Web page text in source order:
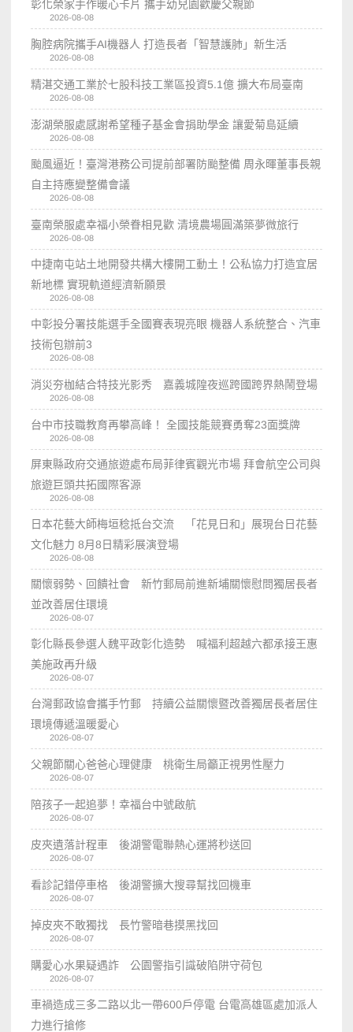
彰化榮家手作暖心卡片 攜手幼兒園歡慶父親節
2026-08-08
胸腔病院攜手AI機器人 打造長者「智慧護肺」新生活
2026-08-08
精湛交通工業於七股科技工業區投資5.1億 擴大布局臺南
2026-08-08
澎湖榮服處感謝希望種子基金會捐助學金 讓愛菊島延續
2026-08-08
颱風逼近！臺灣港務公司提前部署防颱整備 周永暉董事長親
自主持應變整備會議
2026-08-08
臺南榮服處幸福小榮眷相見歡 清境農場圓滿築夢微旅行
2026-08-08
中捷南屯站土地開發共構大樓開工動土！公私協力打造宜居
新地標 實現軌道經濟新願景
2026-08-08
中彰投分署技能選手全國賽表現亮眼 機器人系統整合、汽車
技術包辦前3
2026-08-08
消災夯枷結合特技光影秀 嘉義城隍夜巡跨國跨界熱鬧登場
2026-08-08
台中市技職教育再攀高峰！ 全國技能競賽勇奪23面獎牌
2026-08-08
屏東縣政府交通旅遊處布局菲律賓觀光市場 拜會航空公司與
旅遊巨頭共拓國際客源
2026-08-08
日本花藝大師梅垣稔抵台交流 「花見日和」展現台日花藝
文化魅力 8月8日精彩展演登場
2026-08-08
關懷弱勢、回饋社會 新竹郵局前進新埔關懷慰問獨居長者
並改善居住環境
2026-08-07
彰化縣長參選人魏平政彰化造勢 喊福利超越六都承接王惠
美施政再升級
2026-08-07
台灣郵政協會攜手竹郵 持續公益關懷暨改善獨居長者居住
環境傳遞溫暖愛心
2026-08-07
父親節關心爸爸心理健康 桃衛生局籲正視男性壓力
2026-08-07
陪孩子一起追夢！幸福台中號啟航
2026-08-07
皮夾遺落計程車 後湖警電聯熱心運將秒送回
2026-08-07
看診記錯停車格 後湖警擴大搜尋幫找回機車
2026-08-07
掉皮夾不敢獨找 長竹警暗巷摸黑找回
2026-08-07
購愛心水果疑遇詐 公園警指引識破陷阱守荷包
2026-08-07
車禍造成三多二路以北一帶600戶停電 台電高雄區處加派人
力進行搶修